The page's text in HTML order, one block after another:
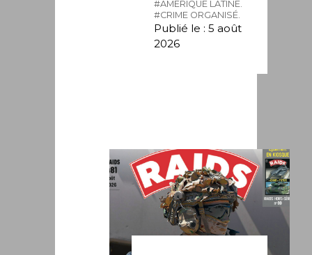
#AMÉRIQUE LATINE.
#CRIME ORGANISÉ.
Publié le : 5 août
2026